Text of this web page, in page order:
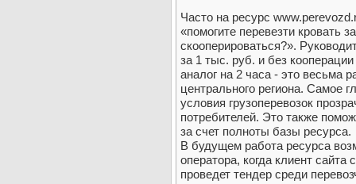
Часто на ресурс
«помогите перевезти кровать
скооперироваться?».
за 1 тыс. руб. и без
аналог на 2 часа - это весьма
центрального региона. Самое
условия грузоперевозок
потребителей. Это также
за счет полноты базы ресурса.
В будущем работа ресурса
оператора, когда клиент сайта
проведет тендер среди